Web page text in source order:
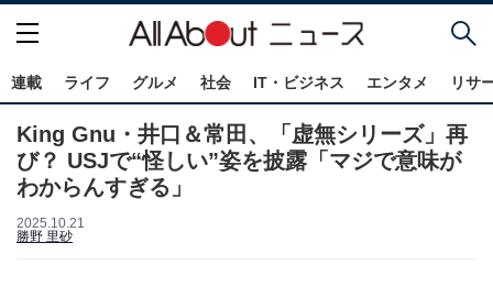
連載 ライフ グルメ 社会 IT・ビジネス エンタメ リサ
King Gnu・井口＆常田、「虚無シリーズ」再
び？ USJで“怪しい”姿を披露「マジで意味が
わからんすぎる」
2025.10.21
勝野 里砂